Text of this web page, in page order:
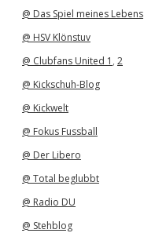
@ Das Spiel meines Lebens
@ HSV Klönstuv
@ Clubfans United 1 , 2
@ Kickschuh-Blog
@ Kickwelt
@ Fokus Fussball
@ Der Libero
@ Total beglubbt
@ Radio DU
@ Stehblog